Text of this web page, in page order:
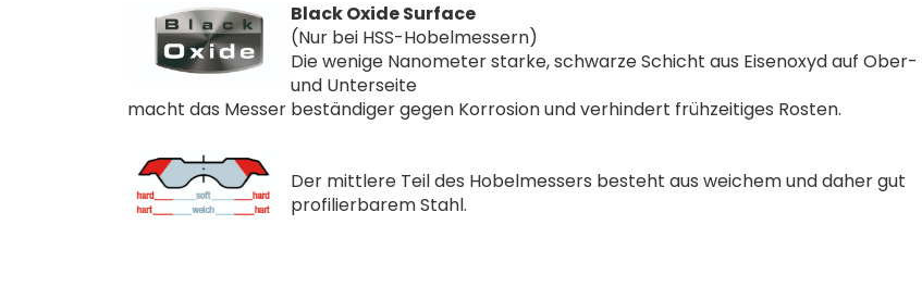
Black Oxide Surface
(Nur bei HSS-Hobelmessern)
Die wenige Nanometer starke, schwarze Schicht aus Eisenoxyd auf Ober-
und Unterseite
macht das Messer beständiger gegen Korrosion und verhindert frühzeitiges Rosten.
Der mittlere Teil des Hobelmessers besteht aus weichem und daher gut
profilierbarem Stahl.